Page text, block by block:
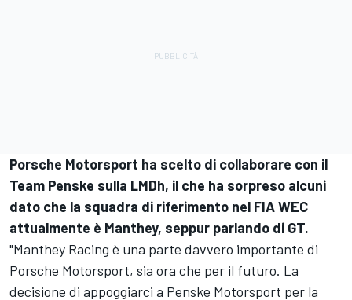
Porsche Motorsport ha scelto di collaborare con il
Team Penske sulla LMDh, il che ha sorpreso alcuni
dato che la squadra di riferimento nel FIA WEC
attualmente è Manthey, seppur parlando di GT.
"Manthey Racing è una parte davvero importante di
Porsche Motorsport, sia ora che per il futuro. La
decisione di appoggiarci a Penske Motorsport per la